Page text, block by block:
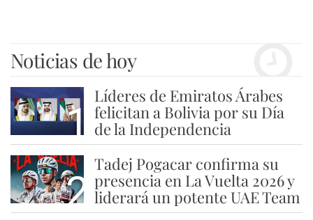
Noticias de hoy
1
Líderes de Emiratos Árabes
felicitan a Bolivia por su Día
de la Independencia
2
Tadej Pogacar confirma su
presencia en La Vuelta 2026 y
liderará un potente UAE Team